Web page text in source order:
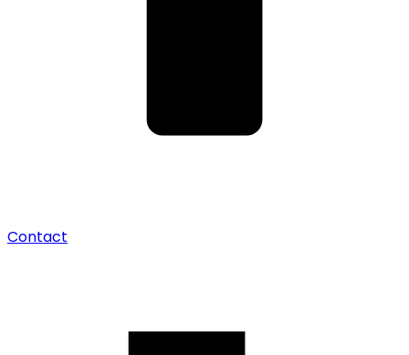
Contact